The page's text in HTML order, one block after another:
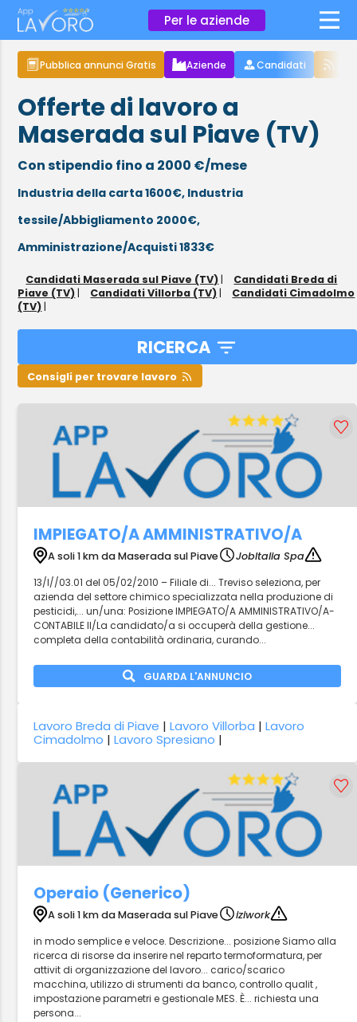
Per le aziende ×
Pubblica annunci Gratis Aziende Candidati
Offerte di lavoro a
Maserada sul Piave (TV)
Con stipendio fino a 2000 €/mese
Industria della carta 1600€, Industria
tessile/Abbigliamento 2000€,
Amministrazione/Acquisti 1833€
Candidati Maserada sul Piave (TV) |
Candidati Breda di
Piave (TV) | Candidati Villorba (TV) |
Candidati Cimadolmo
(TV) |
RICERCA
Consigli per trovare lavoro
IMPIEGATO/A AMMINISTRATIVO/A
A soli 1 km da Maserada sul Piave
JobItalia Spa
13/I//03.01 del 05/02/2010 – Filiale di... Treviso seleziona, per
azienda del settore chimico specializzata nella produzione di
pesticidi,... un/una: Posizione IMPIEGATO/A AMMINISTRATIVO/A-
CONTABILE Il/La candidato/a si occuperà della gestione...
completa della contabilità ordinaria, curando...
GUARDA L'ANNUNCIO
Lavoro Breda di Piave |Lavoro Villorba |Lavoro
Cimadolmo |Lavoro Spresiano |
Operaio (Generico)
A soli 1 km da Maserada sul Piave
iziwork
in modo semplice e veloce. Descrizione... posizione Siamo alla
ricerca di risorse da inserire nel reparto termoformatura, per
attivit di organizzazione del lavoro... carico/scarico
macchina, utilizzo di strumenti da banco, controllo qualit ,
impostazione parametri e gestionale MES. È... richiesta una
persona...